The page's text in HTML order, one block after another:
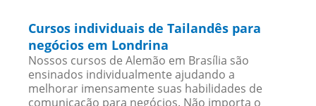
Cursos individuais de Tailandês para
negócios em Londrina
Nossos cursos de Alemão em Brasília são
ensinados individualmente ajudando a
melhorar imensamente suas habilidades de
comunicação para negócios. Não importa o